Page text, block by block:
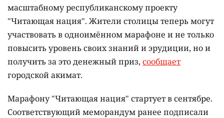
масштабному республиканскому проекту
"Читающая нация". Жители столицы теперь могут
участвовать в одноимённом марафоне и не только
повысить уровень своих знаний и эрудиции, но и
получить за это денежный приз, сообщает
городской акимат.
Марафону "Читающая нация" стартует в сентябре.
Соответствующий меморандум ранее подписали